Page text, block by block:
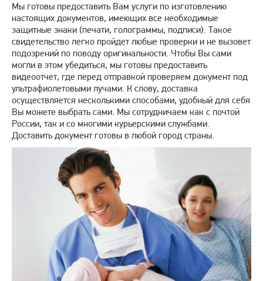
Мы готовы предоставить Вам услуги по изготовлению
настоящих документов, имеющих все необходимые
защитные знаки (печати, голограммы, подписи). Такое
свидетельство легко пройдет любые проверки и не вызовет
подозрений по поводу оригинальности. Чтобы Вы сами
могли в этом убедиться, мы готовы предоставить
видеоотчет, где перед отправкой проверяем документ под
ультрафиолетовыми лучами. К слову, доставка
осуществляется несколькими способами, удобный для себя
Вы можете выбрать сами. Мы сотрудничаем как с почтой
России, так и со многими курьерскими службами.
Доставить документ готовы в любой город страны.